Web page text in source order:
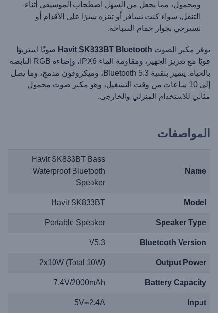
ومحمول، مما يجعل من السهل اصطحاب الموسيقى أثناء
التنقل، سواء كنت تسافر أو تتنزه سيرًا على الأقدام أو
تسترخي بجوار حمام السباحة.
يوفر مكبر الصوت Havit SK833BT Bluetooth صوتًا استريوًا
قويًا مع تعزيز الجهير، ومقاومة الماء IPX6، وإضاءة RGB النابضة
بالحياة. يتميز بتقنية Bluetooth 5.3، وميكروفون مدمج، وما يصل
إلى 10 ساعات من وقت التشغيل، وهو مكبر صوت محمول
مثالي للاستخدام المنزلي والخارجي.
المواصفات
Name
Havit SK833BT Bass
Waterproof Bluetooth
Speaker
Model
Havit SK833BT
Speaker Type
Portable Speaker
Bluetooth Version
V5.3
Output Power
2x10W (Total 10W)
Battery Capacity
7.4V/2000mAh
Input
5V⎓2.4A